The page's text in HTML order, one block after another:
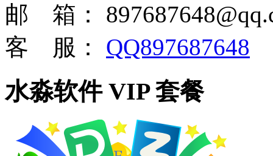
邮 箱：
客 服：
QQ897687648
水淼软件 VIP 套餐